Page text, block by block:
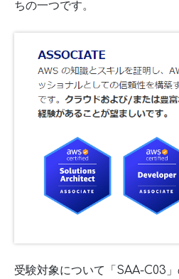
ちの一つです。
受験対象について「SAA-C03